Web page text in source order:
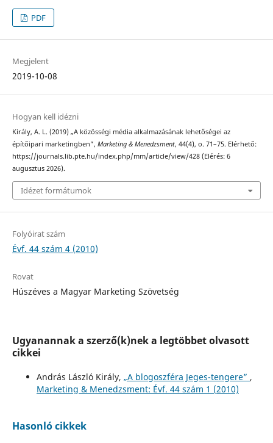
PDF
Megjelent
2019-10-08
Hogyan kell idézni
Király, A. L. (2019) „A közösségi média alkalmazásának lehetőségei az
építőipari marketingben”, Marketing & Menedzsment, 44(4), o. 71–75. Elérhető:
https://journals.lib.pte.hu/index.php/mm/article/view/428 (Elérés: 6
augusztus 2026).
Idézet formátumok
Folyóirat szám
Évf. 44 szám 4 (2010)
Rovat
Húszéves a Magyar Marketing Szövetség
Ugyanannak a szerző(k)nek a legtöbbet olvasott
cikkei
András László Király, „A blogoszféra Jeges-tengere” ,
Marketing & Menedzsment: Évf. 44 szám 1 (2010)
Hasonló cikkek